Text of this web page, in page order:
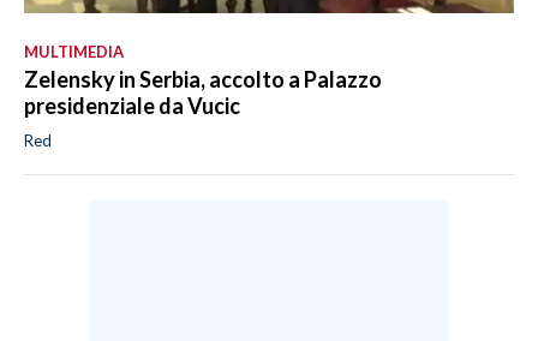
MULTIMEDIA
Zelensky in Serbia, accolto a Palazzo
presidenziale da Vucic
Red